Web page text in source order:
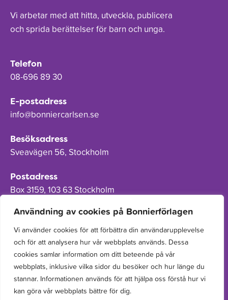
Användning av cookies på Bonnierförlagen
Vi använder cookies för att förbättra din användarupplevelse
och för att analysera hur vår webbplats används. Dessa
cookies samlar information om ditt beteende på vår
webbplats, inklusive vilka sidor du besöker och hur länge du
stannar. Informationen används för att hjälpa oss förstå hur vi
kan göra vår webbplats bättre för dig.
Vi arbetar med att hitta, utveckla, publicera
och sprida berättelser för barn och unga.
Telefon
08-696 89 30
E-postadress
info@bonniercarlsen.se
Besöksadress
Sveavägen 56, Stockholm
Postadress
Box 3159, 103 63 Stockholm
Om Bonnierförlagen
Cookies
Integritetspolicy